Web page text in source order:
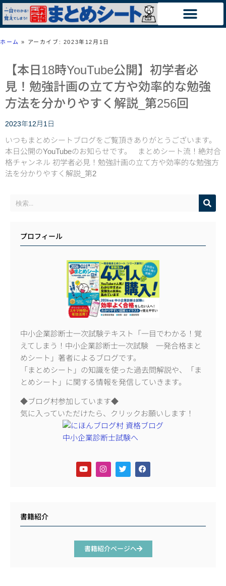
ホーム » アーカイブ: 2023年12月1日
【本日18時YouTube公開】初学者必
見！勉強計画の立て方や効率的な勉強
方法を分かりやすく解説_第256回
2023年12月1日
いつもまとめシートブログをご覧頂きありがとうございます。
本日公開のYouTubeのお知らせです。 まとめシート流！絶対合
格チャンネル 初学者必見！勉強計画の立て方や効率的な勉強方
法を分かりやすく解説_第2
プロフィール
中小企業診断士一次試験テキスト「一目でわかる！覚
えてしまう！中小企業診断士一次試験 一発合格まと
めシート」著者によるブログです。
「まとめシート」の知識を使った過去問解説や、「ま
とめシート」に関する情報を発信していきます。
◆ブログ村参加しています◆
気に入っていただけたら、クリックお願いします！
書籍紹介
書籍紹介ページへ